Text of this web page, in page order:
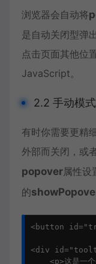
浏览器会自动将
是自动关闭型弹
点击页面其他位
JavaScript。
2.2 手动模
有时你需要更精
外部而关闭，或
popover属性设
的
<button
<div
<p>这是一个